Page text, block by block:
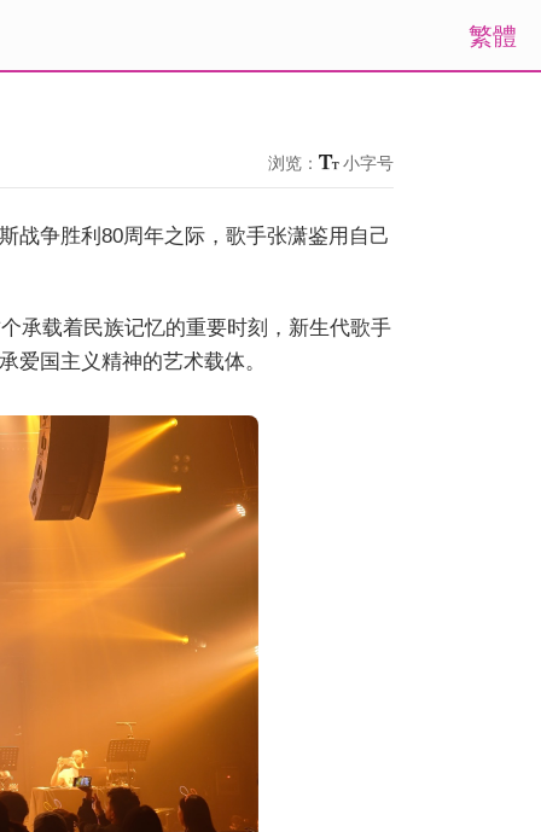
繁體
浏览： 小字号
战争胜利80周年之际，歌手张潇鉴用自己
承载着民族记忆的重要时刻，新生代歌手
爱国主义精神的艺术载体。